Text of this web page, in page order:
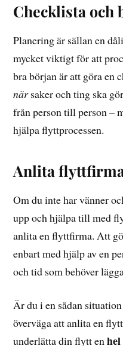
Checklista och
Planering är sällan en
mycket viktigt för att
bra början är att göra en
närsaker och ting ska
från person till person –
hjälpa flyttprocessen.
Anlita
Om du inte har vänner
upp och hjälpa till med
anlita en flyttfirma. Att
enbart med hjälp av en
och tid som behöver
Är du i en sådan
överväga att anlita en
underlätta din flytt en